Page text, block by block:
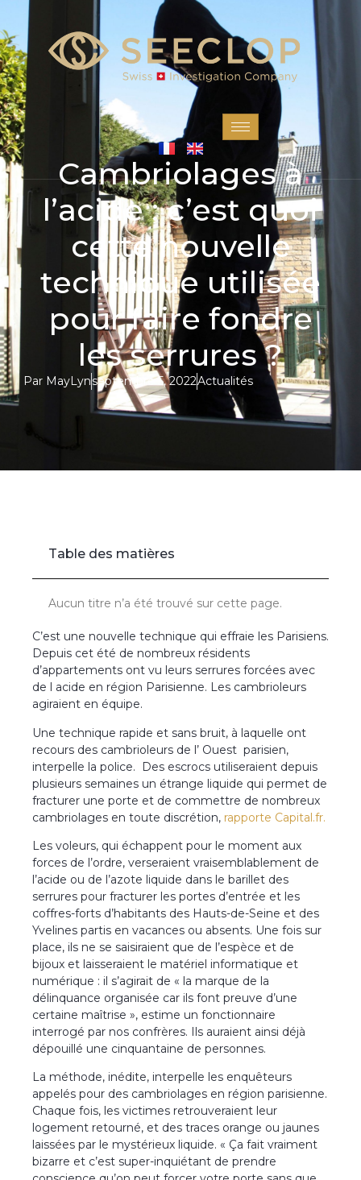
Cambriolages à
l’acide : c’est quoi
cette nouvelle
technique utilisée
pour faire fondre
les serrures ?
Par MayLynseptembre 5, 2022Actualités
technique utilisée pour faire fondre les serrures ?
Table des matières
Aucun titre n’a été trouvé sur cette page.
C’est une nouvelle technique qui effraie les Parisiens.
Depuis cet été de nombreux résidents
d’appartements ont vu leurs serrures forcées avec
de l acide en région Parisienne. Les cambrioleurs
agiraient en équipe.
Une technique rapide et sans bruit, à laquelle ont
recours des cambrioleurs de l’ Ouest parisien,
interpelle la police. Des escrocs utiliseraient depuis
plusieurs semaines un étrange liquide qui permet de
fracturer une porte et de commettre de nombreux
cambriolages en toute discrétion, rapporte Capital.fr.
Les voleurs, qui échappent pour le moment aux
forces de l’ordre, verseraient vraisemblablement de
l’acide ou de l’azote liquide dans le barillet des
serrures pour fracturer les portes d’entrée et les
coffres-forts d’habitants des Hauts-de-Seine et des
Yvelines partis en vacances ou absents. Une fois sur
place, ils ne se saisiraient que de l’espèce et de
bijoux et laisseraient le matériel informatique et
numérique : il s’agirait de « la marque de la
délinquance organisée car ils font preuve d’une
certaine maîtrise », estime un fonctionnaire
interrogé par nos confrères. Ils auraient ainsi déjà
dépouillé une cinquantaine de personnes.
La méthode, inédite, interpelle les enquêteurs
appelés pour des cambriolages en région parisienne.
Chaque fois, les victimes retrouveraient leur
logement retourné, et des traces orange ou jaunes
laissées par le mystérieux liquide. « Ça fait vraiment
bizarre et c’est super-inquiétant de prendre